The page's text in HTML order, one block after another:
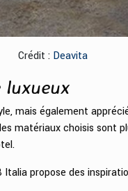
: Deavita
luxueux
mais également
matériaux choisis sont
Italia propose des